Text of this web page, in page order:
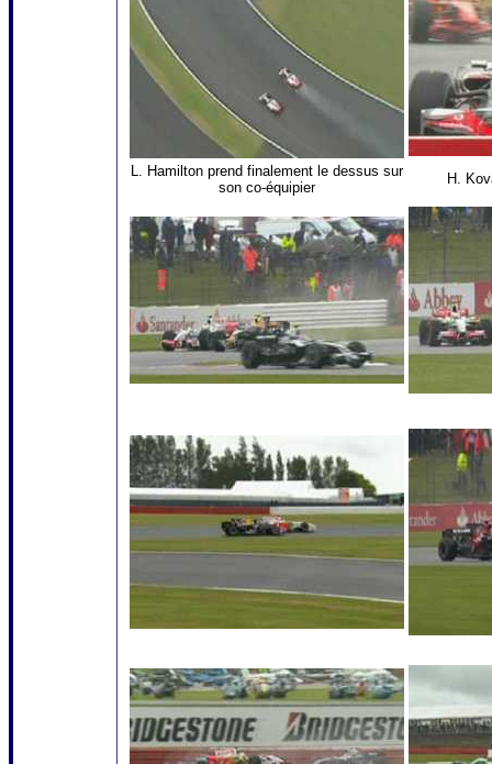
L. Hamilton prend finalement le dessus sur
son co-équipier
H.